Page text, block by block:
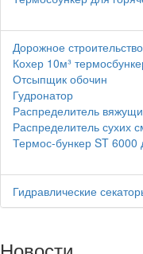
Дорожное строительство
Кохер 10м³
Отсыпщик обочин
Гудронатор
Распределитель
Распределитель сухих
Термос-бункер ST 6000
Гидравлические